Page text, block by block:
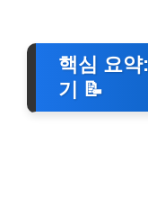
핵심 요
기 📝